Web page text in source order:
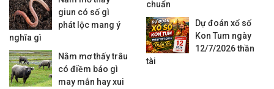
giun có số gì
phát lộc mang ý
nghĩa gì
Nằm mơ thấy trâu
có điềm báo gì
may mắn hay xui
chuẩn
Dự đoán xổ số
Kon Tum ngày
12/7/2026 thần
tài